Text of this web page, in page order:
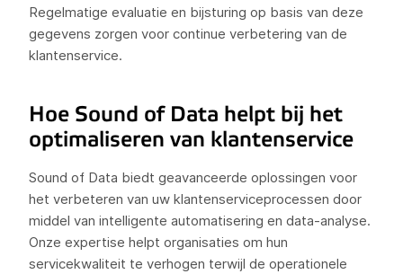
Regelmatige evaluatie en bijsturing op basis van deze
gegevens zorgen voor continue verbetering van de
klantenservice.
Hoe Sound of Data helpt bij het
optimaliseren van klantenservice
Sound of Data biedt geavanceerde oplossingen voor
het verbeteren van uw klantenserviceprocessen door
middel van intelligente automatisering en data-analyse.
Onze expertise helpt organisaties om hun
servicekwaliteit te verhogen terwijl de operationele